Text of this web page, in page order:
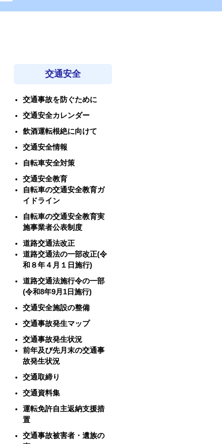
交通安全
交通事故を防ぐために
交通安全カレンダー
飲酒運転根絶に向けて
交通安全情報
自転車安全対策
交通安全教育
自転車の交通安全教育ガ
イドライン
自転車の交通安全教育実
施事業者公表制度
道路交通法改正
道路交通法の一部改正(令
和８年４月１日施行)
道路交通法施行令の一部
(令和8年9月1日施行)
交通安全施設の整備
交通事故発生マップ
交通事故発生状況
前年及び先月末の交通事
故発生状況
交通取締り
交通資料集
運転免許自主返納支援措
置
交通事故被害者・遺族の